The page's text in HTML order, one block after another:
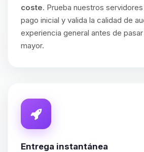
coste. Prueba nuestros
pago inicial y valida la calidad de
experiencia general antes de
mayor.
Entrega instantánea